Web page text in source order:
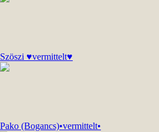
Szöszi ♥vermittelt♥
Pako (Bogancs)•vermittelt•